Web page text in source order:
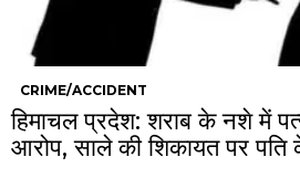
CRIME/ACCIDENT
हिमाचल प्रदेश: शराब के नशे में
आरोप, साले की शिकायत पर